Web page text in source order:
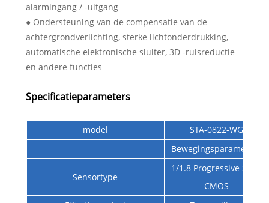
alarmingang / -uitgang
● Ondersteuning van de compensatie van de
achtergrondverlichting, sterke lichtonderdrukking,
automatische elektronische sluiter, 3D -ruisreductie
en andere functies
Specificatieparameters
model
STA-0822-WG
Bewegingsparameters
Sensortype
1/1.8 Progressive Scan
CMOS